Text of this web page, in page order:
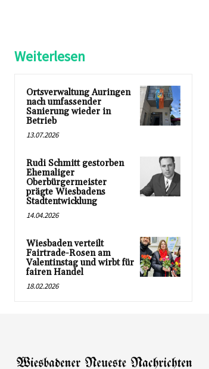
Weiterlesen
Ortsverwaltung Auringen
nach umfassender
Sanierung wieder in
Betrieb
13.07.2026
Rudi Schmitt gestorben
Ehemaliger
Oberbürgermeister
prägte Wiesbadens
Stadtentwicklung
14.04.2026
Wiesbaden verteilt
Fairtrade-Rosen am
Valentinstag und wirbt für
fairen Handel
18.02.2026